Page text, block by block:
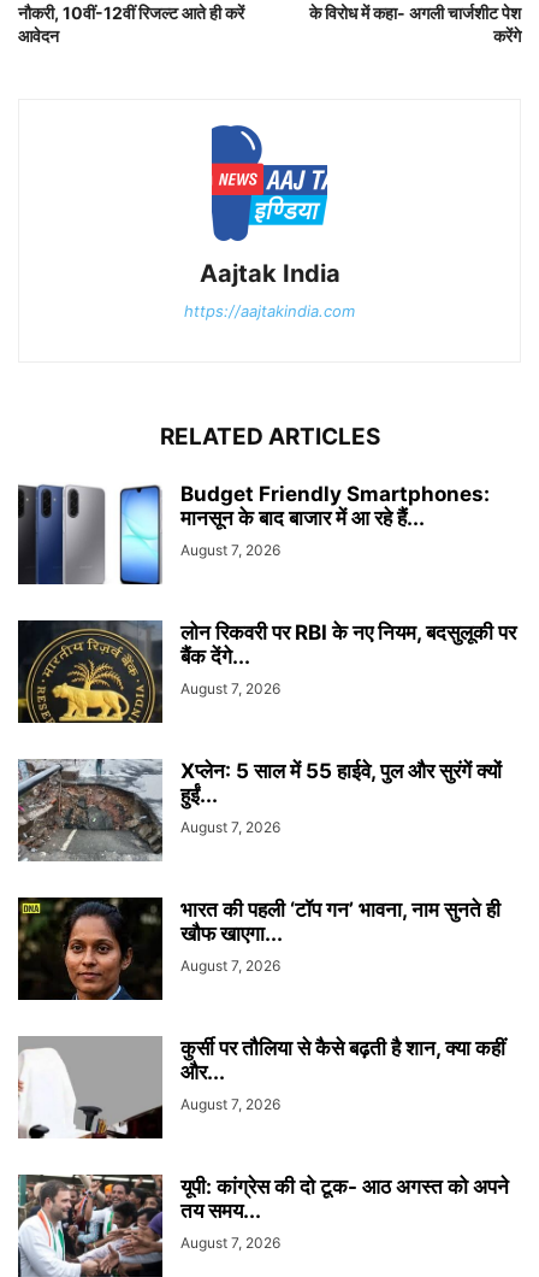
नौकरी, 10वीं-12वीं रिजल्ट आते ही करें
आवेदन
के विरोध में कहा- अगली चार्जशीट पेश
करेंगे
Aajtak India
https://aajtakindia.com
RELATED ARTICLES
Budget Friendly Smartphones:
मानसून के बाद बाजार में आ रहे हैं...
August 7, 2026
लोन रिकवरी पर RBI के नए नियम, बदसुलूकी पर
बैंक देंगे...
August 7, 2026
Xप्लेन: 5 साल में 55 हाईवे, पुल और सुरंगें क्यों
हुईं...
August 7, 2026
भारत की पहली ‘टॉप गन’ भावना, नाम सुनते ही
खौफ खाएगा...
August 7, 2026
कुर्सी पर तौलिया से कैसे बढ़ती है शान, क्या कहीं
और...
August 7, 2026
यूपी: कांग्रेस की दो टूक- आठ अगस्त को अपने
तय समय...
August 7, 2026